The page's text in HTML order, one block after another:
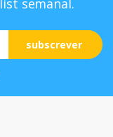
subscrever